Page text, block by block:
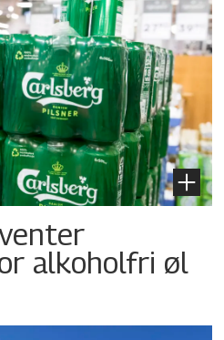
alkoholfri øl